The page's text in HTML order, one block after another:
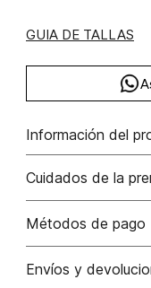
GUIA DE TALLAS
Información del
Blusa boxy camisera
95.00% poliéster/
Cuidados de la
Lavado profesional
No lavar
Métodos de pago
Tarjetas de crédito:
Envíos y